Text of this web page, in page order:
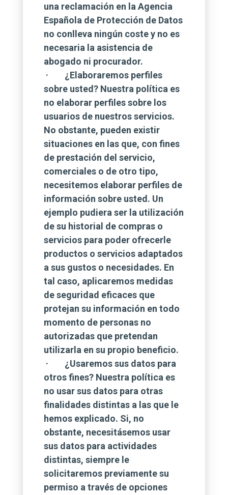
una reclamación en la Agencia
Española de Protección de Datos
no conlleva ningún coste y no es
necesaria la asistencia de
abogado ni procurador.
· ¿Elaboraremos perfiles
sobre usted? Nuestra política es
no elaborar perfiles sobre los
usuarios de nuestros servicios.
No obstante, pueden existir
situaciones en las que, con fines
de prestación del servicio,
comerciales o de otro tipo,
necesitemos elaborar perfiles de
información sobre usted. Un
ejemplo pudiera ser la utilización
de su historial de compras o
servicios para poder ofrecerle
productos o servicios adaptados
a sus gustos o necesidades. En
tal caso, aplicaremos medidas
de seguridad eficaces que
protejan su información en todo
momento de personas no
autorizadas que pretendan
utilizarla en su propio beneficio.
· ¿Usaremos sus datos para
otros fines? Nuestra política es
no usar sus datos para otras
finalidades distintas a las que le
hemos explicado. Si, no
obstante, necesitásemos usar
sus datos para actividades
distintas, siempre le
solicitaremos previamente su
permiso a través de opciones